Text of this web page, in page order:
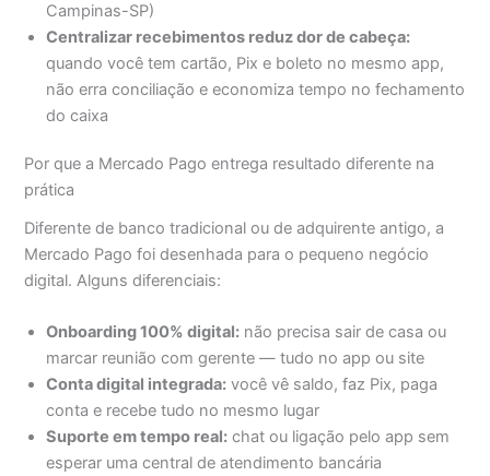
Campinas-SP)
Centralizar recebimentos reduz dor de cabeça:
quando você tem cartão, Pix e boleto no mesmo app,
não erra conciliação e economiza tempo no fechamento
do caixa
Por que a Mercado Pago entrega resultado diferente na
prática
Diferente de banco tradicional ou de adquirente antigo, a
Mercado Pago foi desenhada para o pequeno negócio
digital. Alguns diferenciais:
Onboarding 100% digital: não precisa sair de casa ou
marcar reunião com gerente — tudo no app ou site
Conta digital integrada: você vê saldo, faz Pix, paga
conta e recebe tudo no mesmo lugar
Suporte em tempo real: chat ou ligação pelo app sem
esperar uma central de atendimento bancária